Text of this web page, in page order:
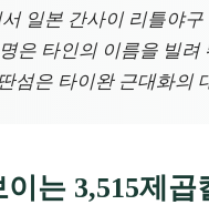
일본 간사이 리틀야
은 타인의 이름을 빌
섬은 타이완 근대화의
는 3,515제곱